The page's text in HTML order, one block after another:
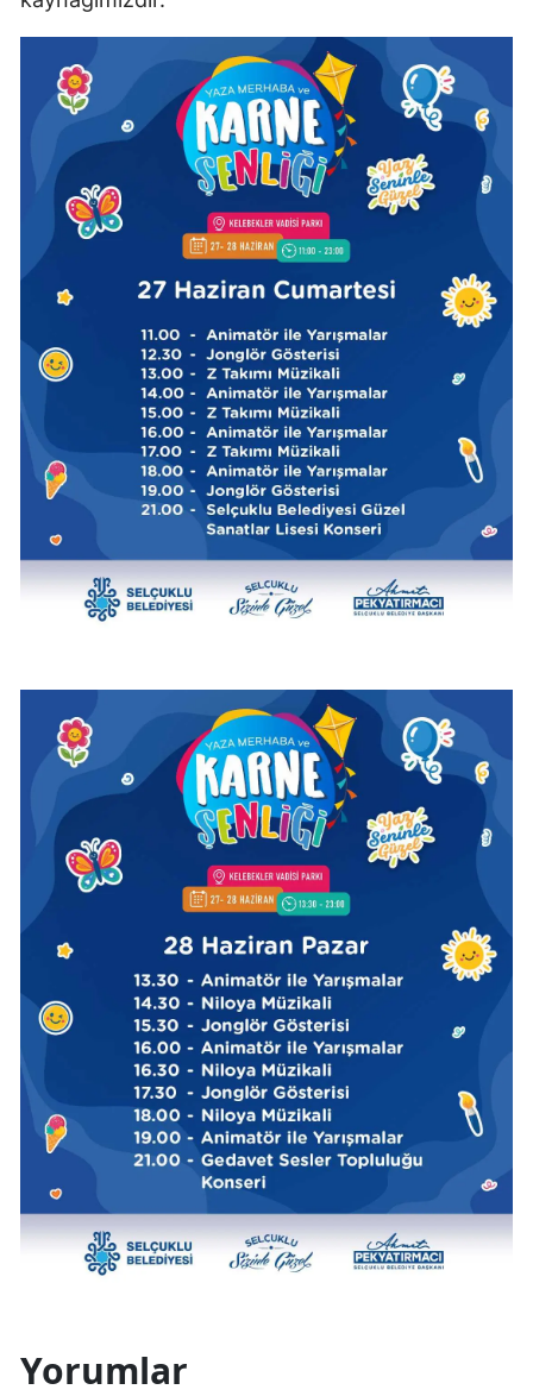
Samsun
Sinop
Sivas
Tokat
Trabzon
Tunceli
Şanlıurfa
Uşak
Van
Yozgat
Bayburt
Karaman
Kırıkkale
Batman
Karabük
Kilis
Osmaniye
Yorumlar